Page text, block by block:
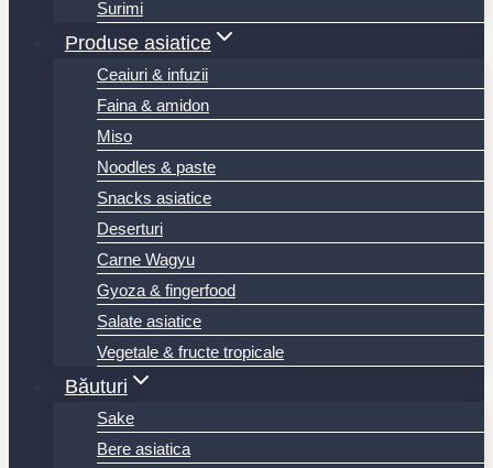
Surimi
Produse asiatice
Ceaiuri & infuzii
Faina & amidon
Miso
Noodles & paste
Snacks asiatice
Deserturi
Carne Wagyu
Gyoza & fingerfood
Salate asiatice
Vegetale & fructe tropicale
Băuturi
Sake
Bere asiatica